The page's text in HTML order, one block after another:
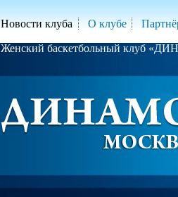
Новости клуба О клубе
Женский баскетбольный клуб